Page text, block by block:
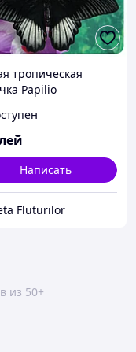
тропическая
Papilio
Написать
Fluturilor
из 50+